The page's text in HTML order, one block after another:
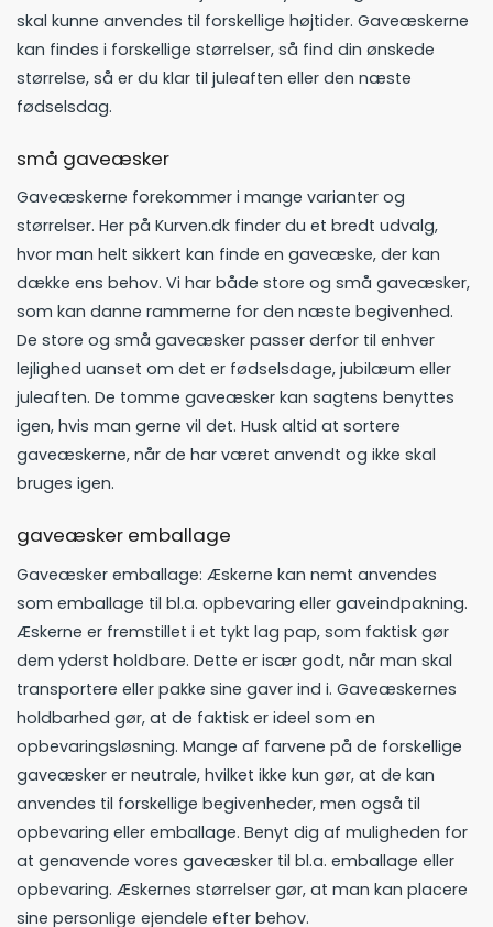
skal kunne anvendes til forskellige højtider. Gaveæskerne
kan findes i forskellige størrelser, så find din ønskede
størrelse, så er du klar til juleaften eller den næste
fødselsdag.
små gaveæsker
Gaveæskerne forekommer i mange varianter og
størrelser. Her på Kurven.dk finder du et bredt udvalg,
hvor man helt sikkert kan finde en gaveæske, der kan
dække ens behov. Vi har både store og små gaveæsker,
som kan danne rammerne for den næste begivenhed.
De store og små gaveæsker passer derfor til enhver
lejlighed uanset om det er fødselsdage, jubilæum eller
juleaften. De tomme gaveæsker kan sagtens benyttes
igen, hvis man gerne vil det. Husk altid at sortere
gaveæskerne, når de har været anvendt og ikke skal
bruges igen.
gaveæsker emballage
Gaveæsker emballage: Æskerne kan nemt anvendes
som emballage til bl.a. opbevaring eller gaveindpakning.
Æskerne er fremstillet i et tykt lag pap, som faktisk gør
dem yderst holdbare. Dette er især godt, når man skal
transportere eller pakke sine gaver ind i. Gaveæskernes
holdbarhed gør, at de faktisk er ideel som en
opbevaringsløsning. Mange af farvene på de forskellige
gaveæsker er neutrale, hvilket ikke kun gør, at de kan
anvendes til forskellige begivenheder, men også til
opbevaring eller emballage. Benyt dig af muligheden for
at genavende vores gaveæsker til bl.a. emballage eller
opbevaring. Æskernes størrelser gør, at man kan placere
sine personlige ejendele efter behov.